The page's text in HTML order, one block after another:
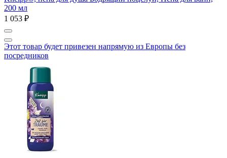
200 мл
1 053 ₽
Этот товар будет привезен напрямую из Европы без
посредников